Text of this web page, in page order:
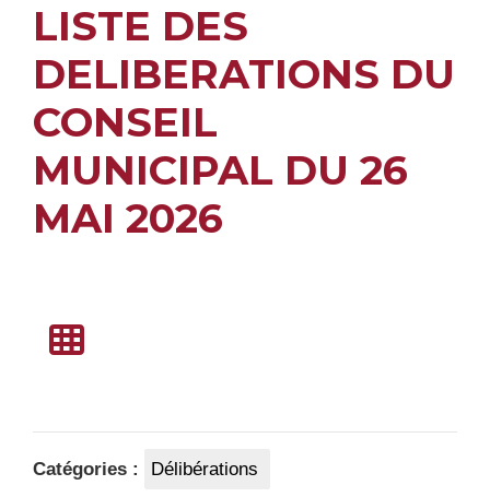
LISTE DES
DELIBERATIONS DU
CONSEIL
MUNICIPAL DU 26
MAI 2026
Catégories : Délibérations